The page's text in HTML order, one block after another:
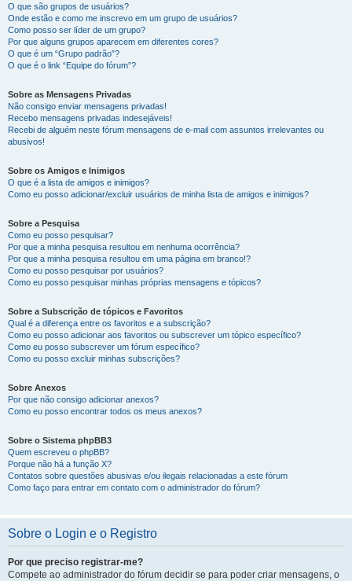
O que são grupos de usuários?
Onde estão e como me inscrevo em um grupo de usuários?
Como posso ser líder de um grupo?
Por que alguns grupos aparecem em diferentes cores?
O que é um “Grupo padrão”?
O que é o link “Equipe do fórum”?
Sobre as Mensagens Privadas
Não consigo enviar mensagens privadas!
Recebo mensagens privadas indesejáveis!
Recebi de alguém neste fórum mensagens de e-mail com assuntos irrelevantes ou
abusivos!
Sobre os Amigos e Inimigos
O que é a lista de amigos e inimigos?
Como eu posso adicionar/excluir usuários de minha lista de amigos e inimigos?
Sobre a Pesquisa
Como eu posso pesquisar?
Por que a minha pesquisa resultou em nenhuma ocorrência?
Por que a minha pesquisa resultou em uma página em branco!?
Como eu posso pesquisar por usuários?
Como eu posso pesquisar minhas próprias mensagens e tópicos?
Sobre a Subscrição de tópicos e Favoritos
Qual é a diferença entre os favoritos e a subscrição?
Como eu posso adicionar aos favoritos ou subscrever um tópico específico?
Como eu posso subscrever um fórum específico?
Como eu posso excluir minhas subscrições?
Sobre Anexos
Por que não consigo adicionar anexos?
Como eu posso encontrar todos os meus anexos?
Sobre o Sistema phpBB3
Quem escreveu o phpBB?
Porque não há a função X?
Contatos sobre questões abusivas e/ou ilegais relacionadas a este fórum
Como faço para entrar em contato com o administrador do fórum?
Sobre o Login e o Registro
Por que preciso registrar-me?
Compete ao administrador do fórum decidir se para poder criar mensagens, o